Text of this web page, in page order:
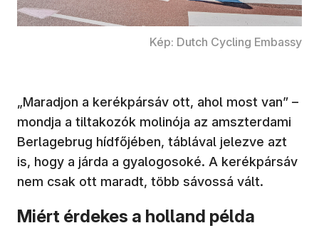
Kép: Dutch Cycling Embassy
„Maradjon a kerékpársáv ott, ahol most van” –
mondja a tiltakozók molinója az amszterdami
Berlagebrug hídfőjében, táblával jelezve azt
is, hogy a járda a gyalogosoké. A kerékpársáv
nem csak ott maradt, több sávossá vált.
Miért érdekes a holland példa